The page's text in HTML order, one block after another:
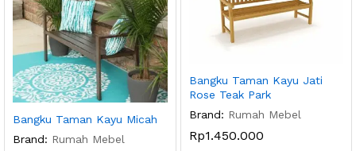
Bangku Taman Kayu Micah
Brand: Rumah Mebel
Bangku Taman Kayu Jati
Rose Teak Park
Brand: Rumah Mebel
Rp1.450.000